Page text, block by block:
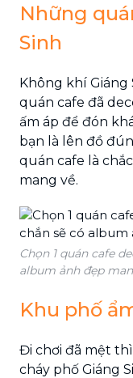
Những
Sinh
Không khí Giáng
quán cafe đã
ấm áp để đón
bạn là lên đồ
quán cafe là
mang về.
Chọn 1 quán cafe
album ảnh đẹp
Khu phố
Đi chơi đã mệt
cháy phố Giáng